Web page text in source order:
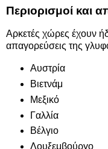
Περιορισμοί και
Αρκετές χώρες έχουν
απαγορεύσεις της
Αυστρία
Βιετνάμ
Μεξικό
Γαλλία
Βέλγιο
Λουξεμβούργο